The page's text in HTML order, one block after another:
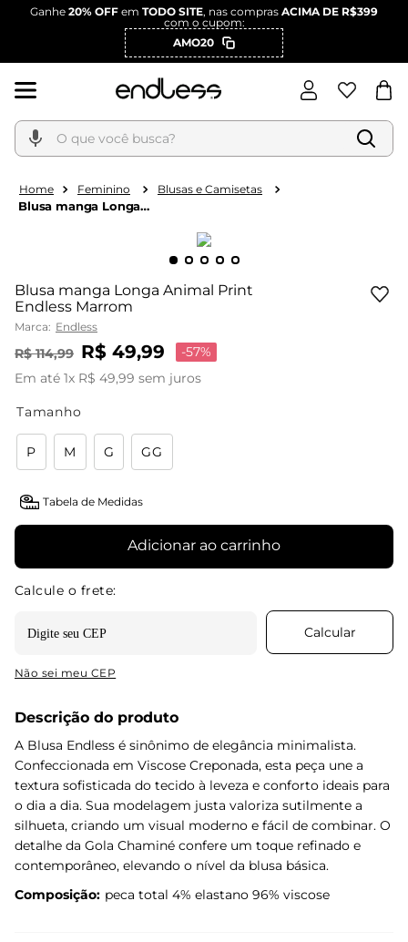
Ganhe 20% OFF em TODO SITE, nas compras ACIMA DE R$399
com o cupom:
AMO20
O que você busca?
Feminino Blusas e Camisetas
Blusa manga Longa
Blusa manga Longa Animal Print
Endless Marrom
Marca: Endless
R$ 114,99 R$ 49,99 -57%
Em até 1x R$ 49,99 sem juros
Tamanho
P M G GG
Tabela de Medidas
Adicionar ao carrinho
Não sei meu CEP
Descrição do produto
A Blusa Endless é sinônimo de elegância minimalista.
Confeccionada em Viscose Creponada, esta peça une a
textura sofisticada do tecido à leveza e conforto ideais para
o dia a dia. Sua modelagem justa valoriza sutilmente a
silhueta, criando um visual moderno e fácil de combinar. O
detalhe da Gola Chaminé confere um toque refinado e
contemporâneo, elevando o nível da blusa básica.
Composição: peca total 4% elastano 96% viscose